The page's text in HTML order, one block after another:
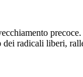
precoce.
radicali liberi,